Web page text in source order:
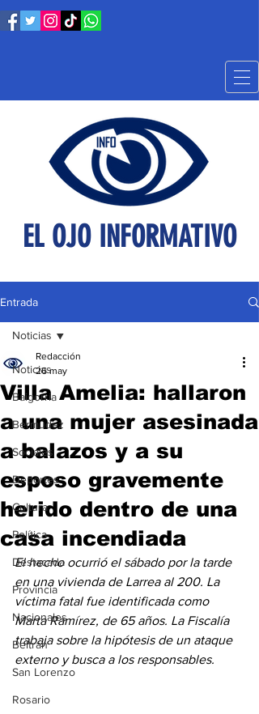
EL OJO INFORMATIVO
Entrada
Noticias
Baigorria
Bermúdez
Sociales
Deportes
Cultura
Política
Destacada
Provincia
Nacionales
Beltrán
San Lorenzo
Rosario
Noticias
Villa Amelia: hallaron
a una mujer asesinada
a balazos y a su
esposo gravemente
herido dentro de una
casa incendiada
Redacción
26 may
El hecho ocurrió el sábado por la tarde
en una vivienda de Larrea al 200. La
víctima fatal fue identificada como
Marta Ramírez, de 65 años. La Fiscalía
trabaja sobre la hipótesis de un ataque
externo y busca a los responsables.